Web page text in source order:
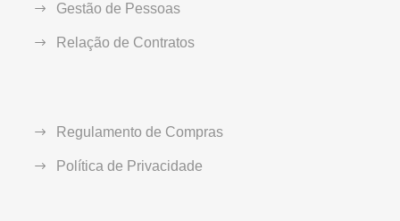
Gestão de Pessoas
Relação de Contratos
Regulamento de Compras
Política de Privacidade